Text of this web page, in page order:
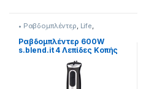
• Ραβδομπλέντερ, Life,
Συσκευές Κουζίνας
Ραβδομπλέντερ 600W
s.blend.it 4 Λεπίδες Κοπής